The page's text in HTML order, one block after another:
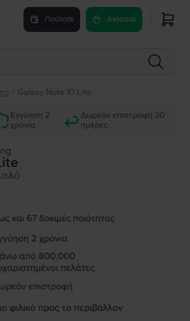
Πούλησε Αγόρασε
Galaxy Note 10 Lite
Εγγύηση 2
χρόνια
Δωρεάν επιστροφή 30
ημέρες